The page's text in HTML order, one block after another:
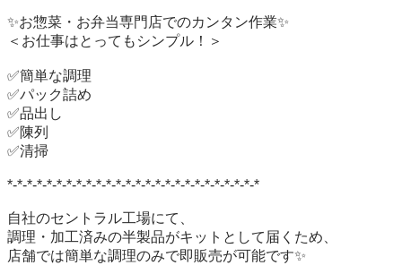
✨お惣菜・お弁当専門店でのカンタン作業✨
＜お仕事はとってもシンプル！＞
✅簡単な調理
✅パック詰め
✅品出し
✅陳列
✅清掃
*-*-*-*-*-*-*-*-*-*-*-*-*-*-*-*-*-*-*-*-*-*-*-*-*-*
自社のセントラル工場にて、
調理・加工済みの半製品がキットとして届くため、
店舗では簡単な調理のみで即販売が可能です✨